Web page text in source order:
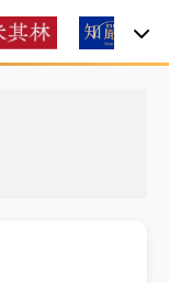
逾半 波動率降